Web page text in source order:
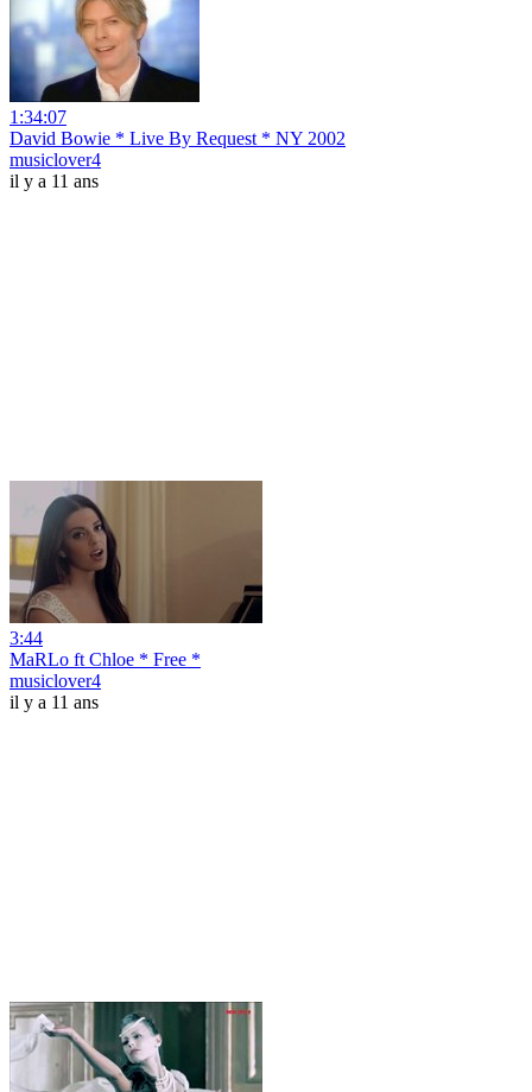
1:34:07
David Bowie * Live By Request * NY 2002
musiclover4
il y a 11 ans
3:44
MaRLo ft Chloe * Free *
musiclover4
il y a 11 ans